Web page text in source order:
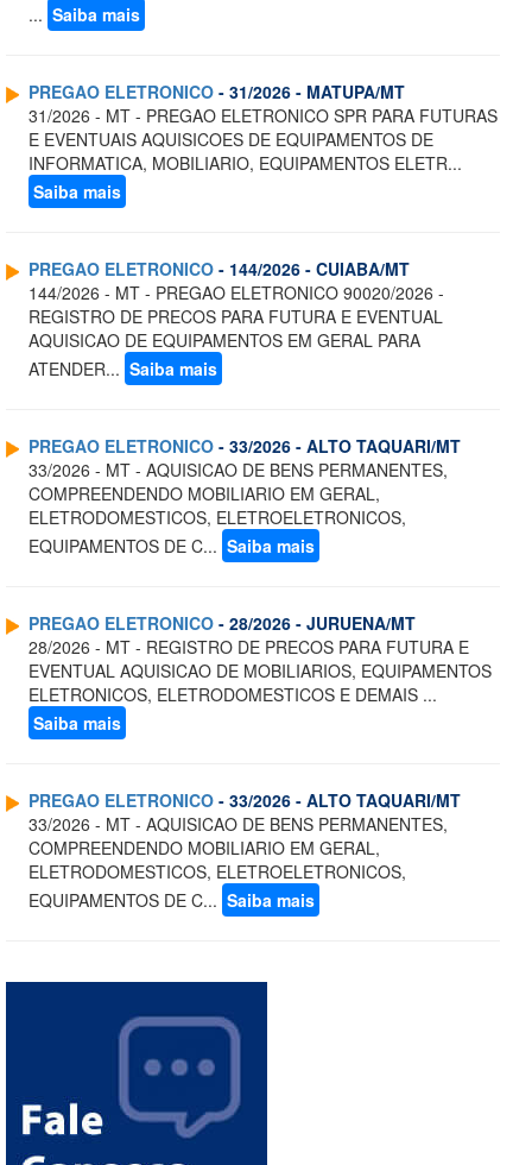
... Saiba mais
PREGAO ELETRONICO - 31/2026 - MATUPA/MT
31/2026 - MT - PREGAO ELETRONICO SPR PARA FUTURAS
E EVENTUAIS AQUISICOES DE EQUIPAMENTOS DE
INFORMATICA, MOBILIARIO, EQUIPAMENTOS ELETR...
Saiba mais
PREGAO ELETRONICO - 144/2026 - CUIABA/MT
144/2026 - MT - PREGAO ELETRONICO 90020/2026 -
REGISTRO DE PRECOS PARA FUTURA E EVENTUAL
AQUISICAO DE EQUIPAMENTOS EM GERAL PARA
ATENDER... Saiba mais
PREGAO ELETRONICO - 33/2026 - ALTO TAQUARI/MT
33/2026 - MT - AQUISICAO DE BENS PERMANENTES,
COMPREENDENDO MOBILIARIO EM GERAL,
ELETRODOMESTICOS, ELETROELETRONICOS,
EQUIPAMENTOS DE C... Saiba mais
PREGAO ELETRONICO - 28/2026 - JURUENA/MT
28/2026 - MT - REGISTRO DE PRECOS PARA FUTURA E
EVENTUAL AQUISICAO DE MOBILIARIOS, EQUIPAMENTOS
ELETRONICOS, ELETRODOMESTICOS E DEMAIS ...
Saiba mais
PREGAO ELETRONICO - 33/2026 - ALTO TAQUARI/MT
33/2026 - MT - AQUISICAO DE BENS PERMANENTES,
COMPREENDENDO MOBILIARIO EM GERAL,
ELETRODOMESTICOS, ELETROELETRONICOS,
EQUIPAMENTOS DE C... Saiba mais